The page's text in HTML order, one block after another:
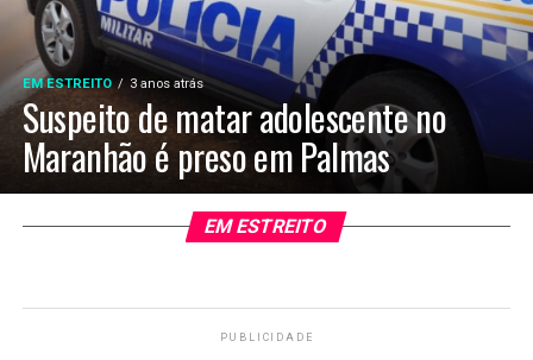
EM ESTREITO 3 anos atrás
Suspeito de matar adolescente no
Maranhão é preso em Palmas
EM ESTREITO
PUBLICIDADE